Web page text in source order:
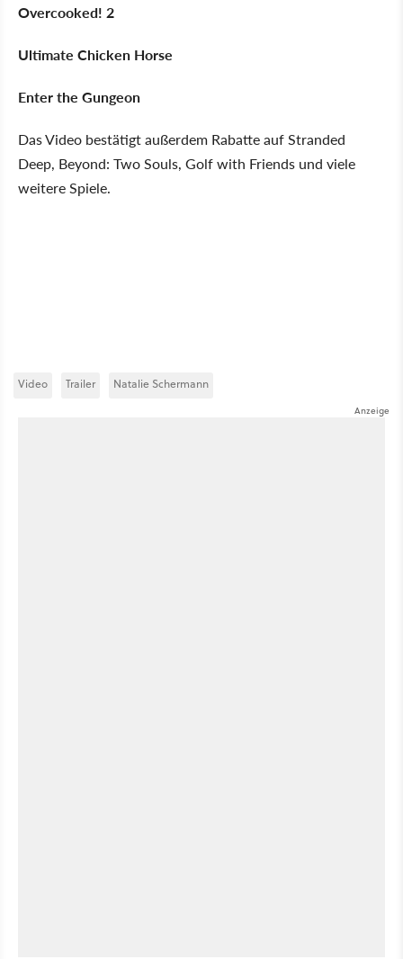
Overcooked! 2
Ultimate Chicken Horse
Enter the Gungeon
Das Video bestätigt außerdem Rabatte auf Stranded
Deep, Beyond: Two Souls, Golf with Friends und viele
weitere Spiele.
Video Trailer Natalie Schermann